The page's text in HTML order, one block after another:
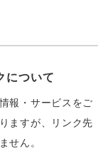
について
報・サービスをご
ますが、リンク先
せん。